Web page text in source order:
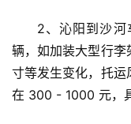
2、沁阳到沙河
辆，如加装大型行李
寸等发生变化，托
在 300 - 1000 元，